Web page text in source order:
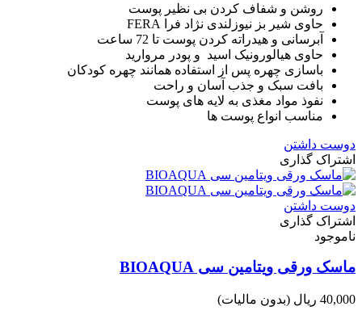
روشن و شفاف کردن بی نظیر پوست
حاوی شیر بز نیوزلندی نژاد فرا FERA
آبرسانی و هیدراته کردن پوست تا 72 ساعت
حاوی هیالورونیک اسید و پودر مروارید
باسازی چهره پس از استفاده همانند چهره کودکان
بافت سبک و جذب آسان و راحت
نفوذ مواد مغذی به لایه های پوست
مناسب انواع پوست ها
دوست داشتن
اشتراک گذاری
دوست داشتن
اشتراک گذاری
ناموجود
ماسک ورقی ویتامین سی BIOAQUA
40,000 ریال
(بدون مالیات)